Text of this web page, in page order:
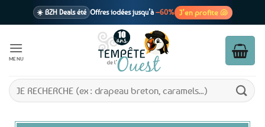
☀️ BZH Deals été Offres iodées jusqu’à –60% J’en profite 🐚
1 cadeau offertdès 39€ d’achats
En point relais dès 3,95€ seulement
MENU
Recherche
pour :